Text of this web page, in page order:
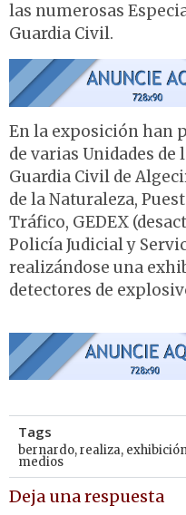
las numerosas
Guardia Civil.
En la exposición han
de varias Unidades de
Guardia Civil de
de la Naturaleza,
Tráfico, GEDEX
Policía Judicial y
realizándose una
detectores de
Tags
bernardo,realiza,
medios
Deja una respuesta